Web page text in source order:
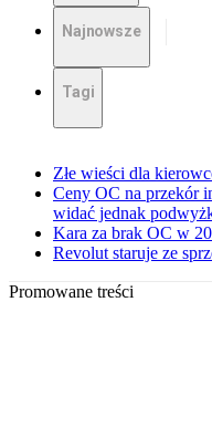
Najnowsze
Tagi
Złe wieści dla
Ceny OC na przekór
widać jednak
Kara za brak OC w
Revolut staruje ze
Promowane treści